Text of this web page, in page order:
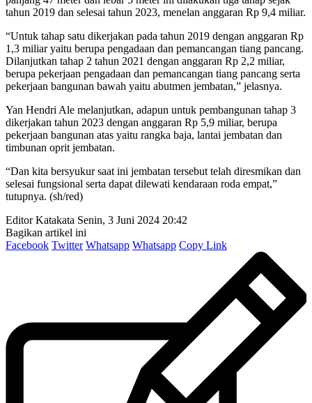
tahun 2019 dan selesai tahun 2023, menelan anggaran Rp 9,4 miliar.
“Untuk tahap satu dikerjakan pada tahun 2019 dengan anggaran Rp
1,3 miliar yaitu berupa pengadaan dan pemancangan tiang pancang.
Dilanjutkan tahap 2 tahun 2021 dengan anggaran Rp 2,2 miliar,
berupa pekerjaan pengadaan dan pemancangan tiang pancang serta
pekerjaan bangunan bawah yaitu abutmen jembatan,” jelasnya.
Yan Hendri Ale melanjutkan, adapun untuk pembangunan tahap 3
dikerjakan tahun 2023 dengan anggaran Rp 5,9 miliar, berupa
pekerjaan bangunan atas yaitu rangka baja, lantai jembatan dan
timbunan oprit jembatan.
“Dan kita bersyukur saat ini jembatan tersebut telah diresmikan dan
selesai fungsional serta dapat dilewati kendaraan roda empat,”
tutupnya. (sh/red)
Editor Katakata Senin, 3 Juni 2024 20:42
Bagikan artikel ini
Facebook Twitter Whatsapp Whatsapp Copy Link